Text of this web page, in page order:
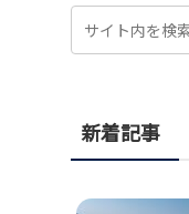
新着記事